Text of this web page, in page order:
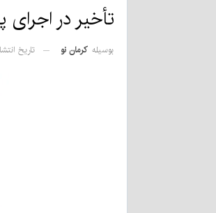
تأخیر در
بوسیله کرمان نو تاریخ